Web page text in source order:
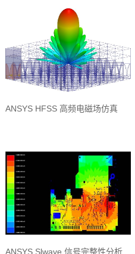
ANSYS HFSS 高频电磁场仿真
ANSYS Slwave 信号完整性分析